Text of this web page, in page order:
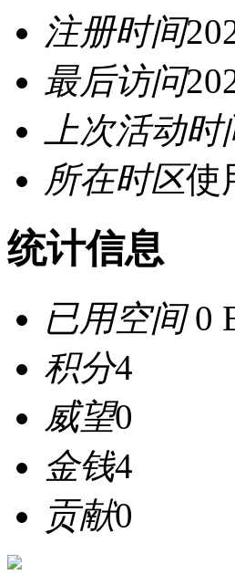
注册时间
最后访问
上次活动时
所在时区使
统计信息
已用空间0
积分4
威望0
金钱4
贡献0